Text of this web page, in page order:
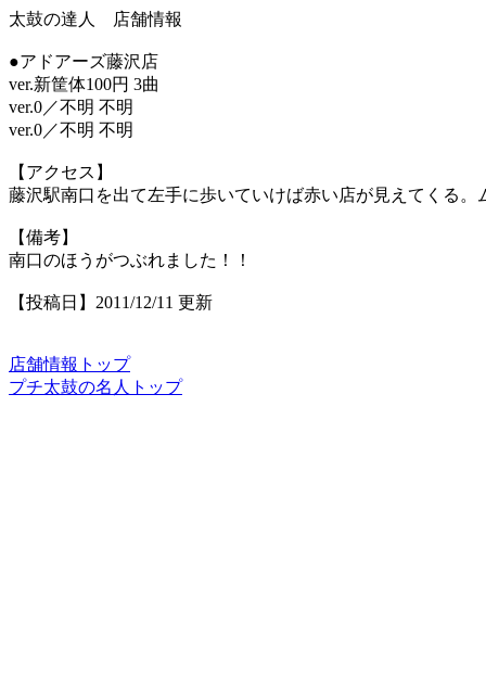
太鼓の達人 店舗情報
●アドアーズ藤沢店
ver.新筐体100円 3曲
ver.0／不明 不明
ver.0／不明 不明
【アクセス】
藤沢駅南口を出て左手に歩いていけば赤い店が見えてくる
【備考】
南口のほうがつぶれました！！
【投稿日】2011/12/11 更新
店舗情報トップ
プチ太鼓の名人トップ